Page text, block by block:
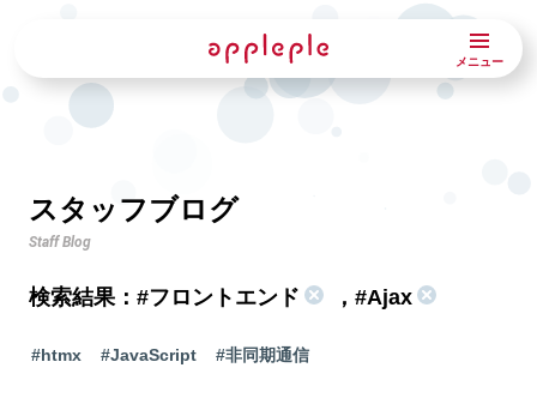
メニュー
スタッフブログ
Staff Blog
検索結果： #フロントエンド ， #Ajax
#htmx #JavaScript #非同期通信